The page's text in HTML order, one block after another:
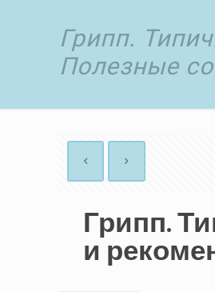
Грипп.
Полезные
Грипп.
и